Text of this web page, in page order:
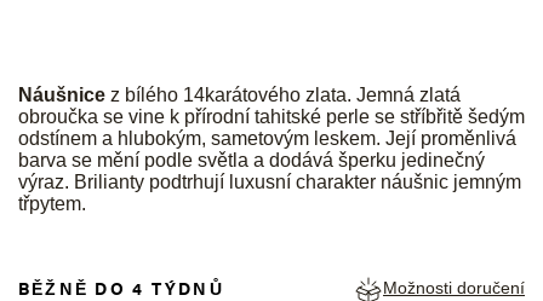
Náušnice z bílého 14karátového zlata. Jemná zlatá
obroučka se vine k přírodní tahitské perle se stříbřitě šedým
odstínem a hlubokým, sametovým leskem. Její proměnlivá
barva se mění podle světla a dodává šperku jedinečný
výraz. Brilianty podtrhují luxusní charakter náušnic jemným
třpytem.
BĚŽNĚ DO 4 TÝDNŮ Možnosti doručení